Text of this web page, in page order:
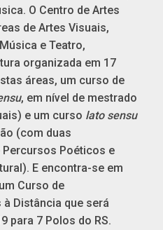
O Centro de Artes
de Artes Visuais,
e Teatro,
organizada em 17
áreas, um curso de
, em nível de mestrado
e um curso lato sensu
(com duas
Percursos Poéticos e
E encontra-se em
Curso de
Distância que será
para 7 Polos do RS.